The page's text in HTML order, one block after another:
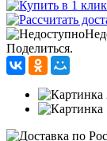
Поделиться.